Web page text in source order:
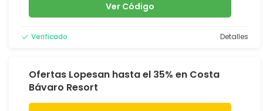
Ver Código
Verificado Detalles
Ofertas Lopesan hasta el 35% en Costa
Bávaro Resort